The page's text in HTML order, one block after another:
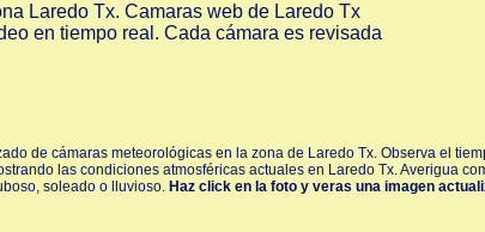
Laredo Tx. Camaras web de Laredo Tx
en tiempo real. Cada cámara es revisada
de cámaras meteorológicas en la zona de Laredo Tx. Observa el
las condiciones atmosféricas actuales en Laredo Tx. Averigua
soleado o lluvioso. Haz click en la foto y veras una imagen